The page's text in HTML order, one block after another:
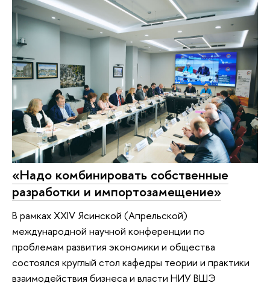
«Надо комбинировать собственные
разработки и импортозамещение»
В рамках XXIV Ясинской (Апрельской)
международной научной конференции по
проблемам развития экономики и общества
состоялся круглый стол кафедры теории и практики
взаимодействия бизнеса и власти НИУ ВШЭ